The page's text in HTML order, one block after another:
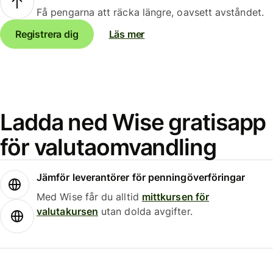
Få pengarna att räcka längre, oavsett avståndet.
Registrera dig
Läs mer
Ladda ned Wise gratisapp
för valutaomvandling
Jämför leverantörer för penningöverföringar
Med Wise får du alltid mittkursen för
valutakursen utan dolda avgifter.